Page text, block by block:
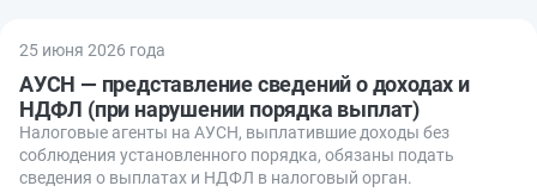
25 июня 2026 года
АУСН — представление сведений о доходах и
НДФЛ (при нарушении порядка выплат)
Налоговые агенты на АУСН, выплатившие доходы без
соблюдения установленного порядка, обязаны подать
сведения о выплатах и НДФЛ в налоговый орган.